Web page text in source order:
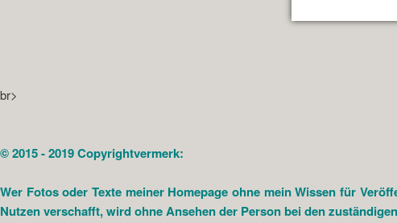
br>
© 2015 - 2019 Copyrightvermerk:
Wer Fotos oder Texte meiner Homepage ohne mein Wissen für
Nutzen verschafft, wird ohne Ansehen der Person bei den